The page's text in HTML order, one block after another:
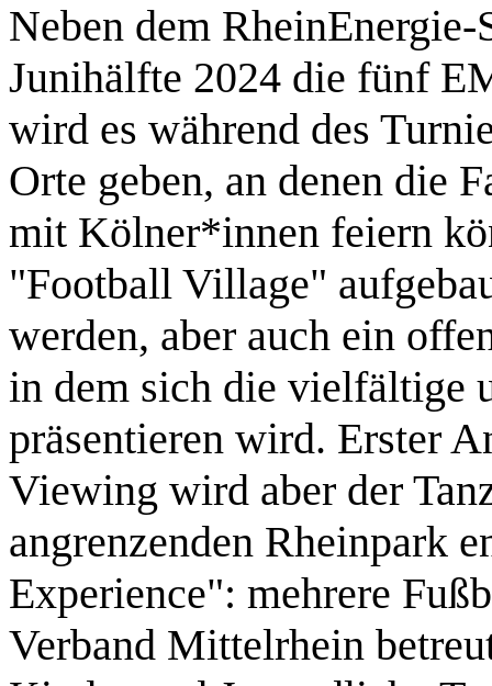
Neben dem
Junihälfte 2024 die fünf
wird es während des
Orte geben, an denen die
mit Kölner*innen feiern
"Football Village"
werden, aber auch ein
in dem sich die vielfältige
präsentieren wird. Erster
Viewing wird aber der
angrenzenden Rheinpark
Experience": mehrere
Verband Mittelrhein